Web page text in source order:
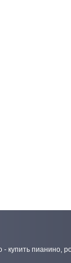
- купить пианино,